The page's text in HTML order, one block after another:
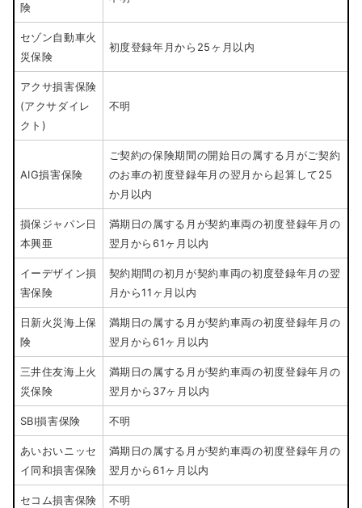
険
セゾン自動車火
災保険
初度登録年月から25ヶ月以内
アクサ損害保険
(アクサダイレ
クト)
不明
AIG損害保険
ご契約の保険期間の開始日の属する月がご契約
のお車の初度登録年月の翌月から起算して25
か月以内
損保ジャパン日
本興亜
満期日の属する月が契約車両の初度登録年月の
翌月から61ヶ月以内
イーデザイン損
害保険
契約期間の初月が契約車両の初度登録年月の翌
月から11ヶ月以内
日新火災海上保
険
満期日の属する月が契約車両の初度登録年月の
翌月から61ヶ月以内
三井住友海上火
災保険
満期日の属する月が契約車両の初度登録年月の
翌月から37ヶ月以内
SBI損害保険 不明
あいおいニッセ
イ同和損害保険
満期日の属する月が契約車両の初度登録年月の
翌月から61ヶ月以内
セコム損害保険 不明